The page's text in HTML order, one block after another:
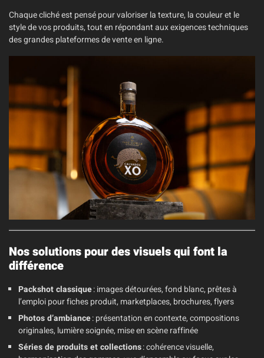
Chaque cliché est pensé pour valoriser la texture, la couleur et le
style de vos produits, tout en répondant aux exigences techniques
des grandes plateformes de vente en ligne.
Nos solutions pour des visuels qui font la
différence
Packshot classique: images détourées, fond blanc, prêtes à
l’emploi pour fiches produit, marketplaces, brochures, flyers
Photos d’ambiance: présentation en contexte, compositions
originales, lumière soignée, mise en scène raffinée
Séries de produits et collections: cohérence visuelle,